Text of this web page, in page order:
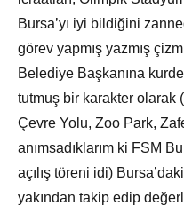
Bursa’yı iyi bildiğini
görev yapmış yazmış
Belediye Başkanına
tutmuş bir karakter olarak
Çevre Yolu, Zoo Park,
anımsadıklarım ki FSM
açılış töreni idi)
yakından takip edip